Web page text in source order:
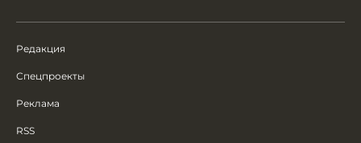
Редакция
Спецпроекты
Реклама
RSS